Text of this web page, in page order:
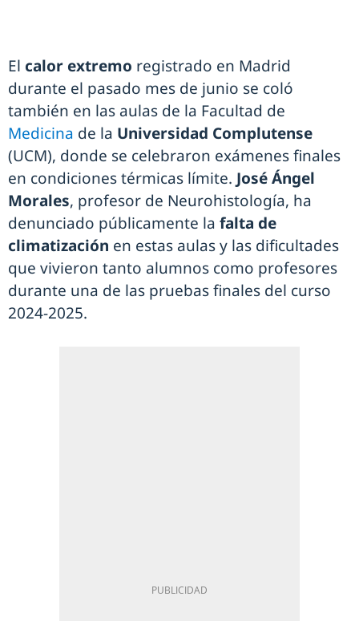
El calor extremo registrado en Madrid
durante el pasado mes de junio se coló
también en las aulas de la Facultad de
Medicina de la Universidad Complutense
(UCM), donde se celebraron exámenes finales
en condiciones térmicas límite. José Ángel
Morales, profesor de Neurohistología, ha
denunciado públicamente la falta de
climatización en estas aulas y las dificultades
que vivieron tanto alumnos como profesores
durante una de las pruebas finales del curso
2024-2025.